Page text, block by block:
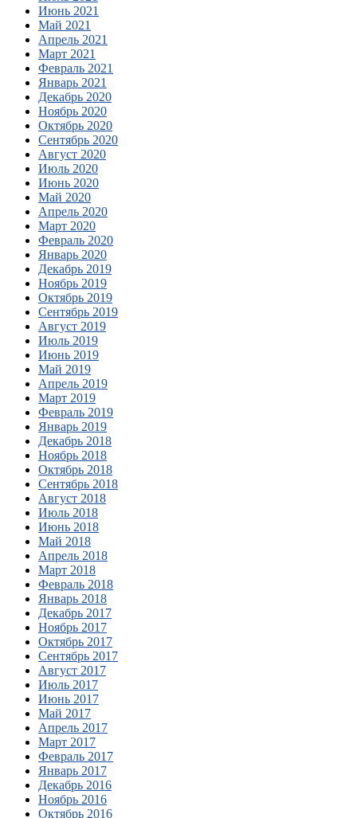
Июнь 2021
Май 2021
Апрель 2021
Март 2021
Февраль 2021
Январь 2021
Декабрь 2020
Ноябрь 2020
Октябрь 2020
Сентябрь 2020
Август 2020
Июль 2020
Июнь 2020
Май 2020
Апрель 2020
Март 2020
Февраль 2020
Январь 2020
Декабрь 2019
Ноябрь 2019
Октябрь 2019
Сентябрь 2019
Август 2019
Июль 2019
Июнь 2019
Май 2019
Апрель 2019
Март 2019
Февраль 2019
Январь 2019
Декабрь 2018
Ноябрь 2018
Октябрь 2018
Сентябрь 2018
Август 2018
Июль 2018
Июнь 2018
Май 2018
Апрель 2018
Март 2018
Февраль 2018
Январь 2018
Декабрь 2017
Ноябрь 2017
Октябрь 2017
Сентябрь 2017
Август 2017
Июль 2017
Июнь 2017
Май 2017
Апрель 2017
Март 2017
Февраль 2017
Январь 2017
Декабрь 2016
Ноябрь 2016
Октябрь 2016